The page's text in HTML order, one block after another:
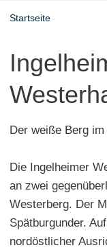
Startseite
Der weiße Berg
Die Ingelheimer
an zwei
Westerberg. Der
Spätburgunder.
nordöstlicher